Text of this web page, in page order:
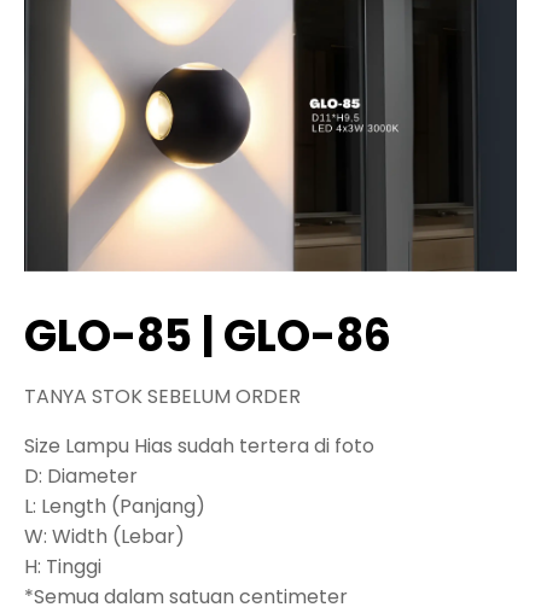
GLO-85 | GLO-86
TANYA STOK SEBELUM ORDER
Size Lampu Hias sudah tertera di foto
D: Diameter
L: Length (Panjang)
W: Width (Lebar)
H: Tinggi
*Semua dalam satuan centimeter